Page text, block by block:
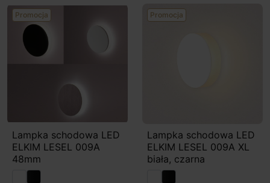
Promocja
Lampka schodowa LED
ELKIM LESEL 009A
48mm
Promocja
Lampka schodowa LED
ELKIM LESEL 009A XL
biała, czarna